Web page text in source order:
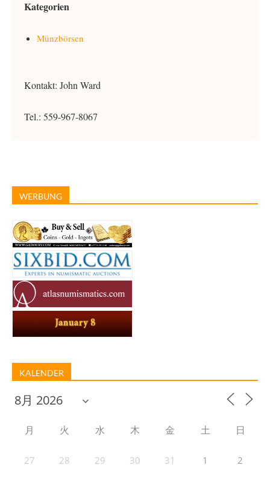
Kategorien
Münzbörsen
Kontakt: John Ward
Tel.: 559-967-8067
WERBUNG
KALENDER
月 火 水 木 金 土 日
27 28 29 30 31 1 2